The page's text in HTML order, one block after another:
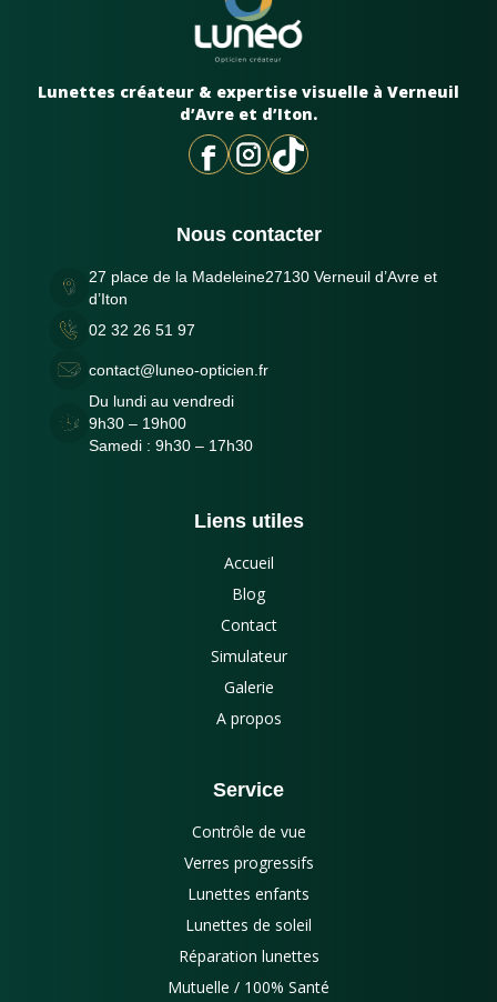
Lunettes créateur & expertise visuelle à Verneuil
d’Avre et d’Iton.
Nous contacter
27 place de la Madeleine27130 Verneuil d’Avre et
d’Iton
02 32 26 51 97
contact@luneo-opticien.fr
Du lundi au vendredi
9h30 – 19h00
Samedi : 9h30 – 17h30
Liens utiles
Accueil
Blog
Contact
Simulateur
Galerie
A propos
Service
Contrôle de vue
Verres progressifs
Lunettes enfants
Lunettes de soleil
Réparation lunettes
Mutuelle / 100% Santé